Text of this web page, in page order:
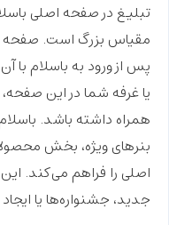
تبلیغ در صفحه اصلی
مقیاس بزرگ است. صفحه
پس از ورود به باسلام
یا غرفه شما در این
همراه داشته باشد.
بنرهای ویژه، بخش
اصلی را فراهم می‌کند.
جدید، جشنواره‌ها یا